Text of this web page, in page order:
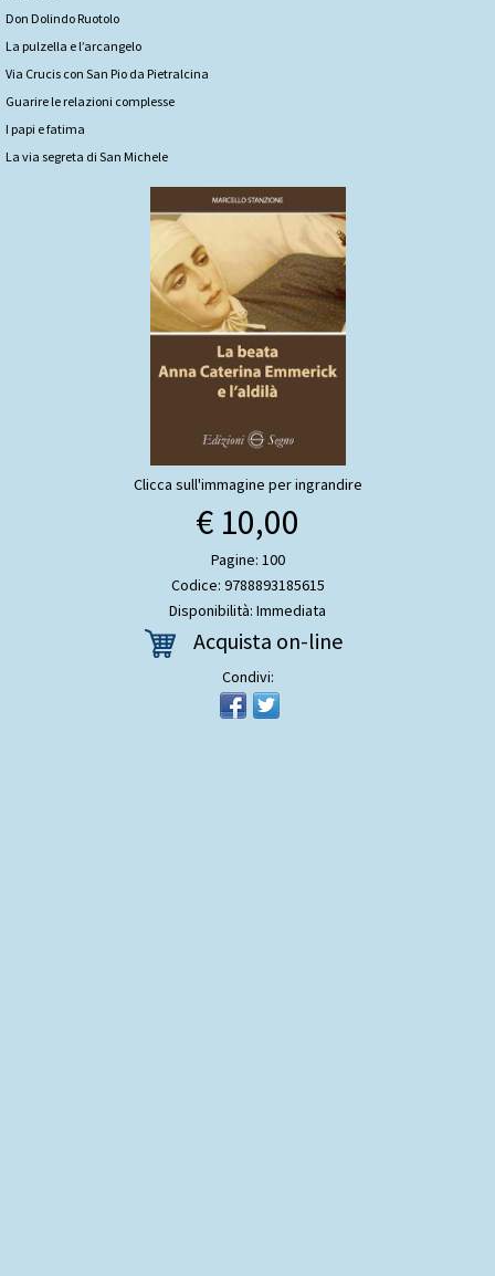
Don Dolindo Ruotolo
La pulzella e l’arcangelo
Via Crucis con San Pio da Pietralcina
Guarire le relazioni complesse
I papi e fatima
La via segreta di San Michele
Clicca sull'immagine per ingrandire
€ 10,00
Pagine: 100
Codice: 9788893185615
Disponibilità: Immediata
Acquista on-line
Condivi: